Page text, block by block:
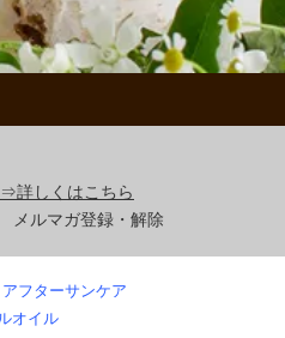
詳しくはこちら
メルマガ登録・解除
アフターサンケア
オイル